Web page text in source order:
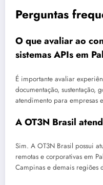
Perguntas
O que avaliar ao
sistemas APIs em
É importante avaliar
documentação, sustentação,
atendimento para empresas
A OT3N Brasil
Sim. A OT3N Brasil possui
remotas e corporativas em
Campinas e demais regiões